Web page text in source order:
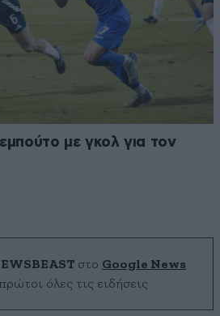
με γκολ για τον
στο Google News
όλες τις ειδήσεις